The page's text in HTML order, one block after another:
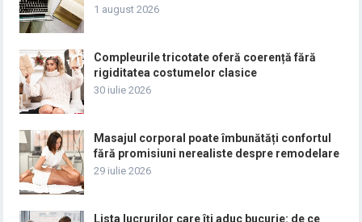
1 august 2026
Compleurile tricotate oferă coerență fără
rigiditatea costumelor clasice
30 iulie 2026
Masajul corporal poate îmbunătăți confortul
fără promisiuni nerealiste despre remodelare
29 iulie 2026
Lista lucrurilor care îți aduc bucurie: de ce